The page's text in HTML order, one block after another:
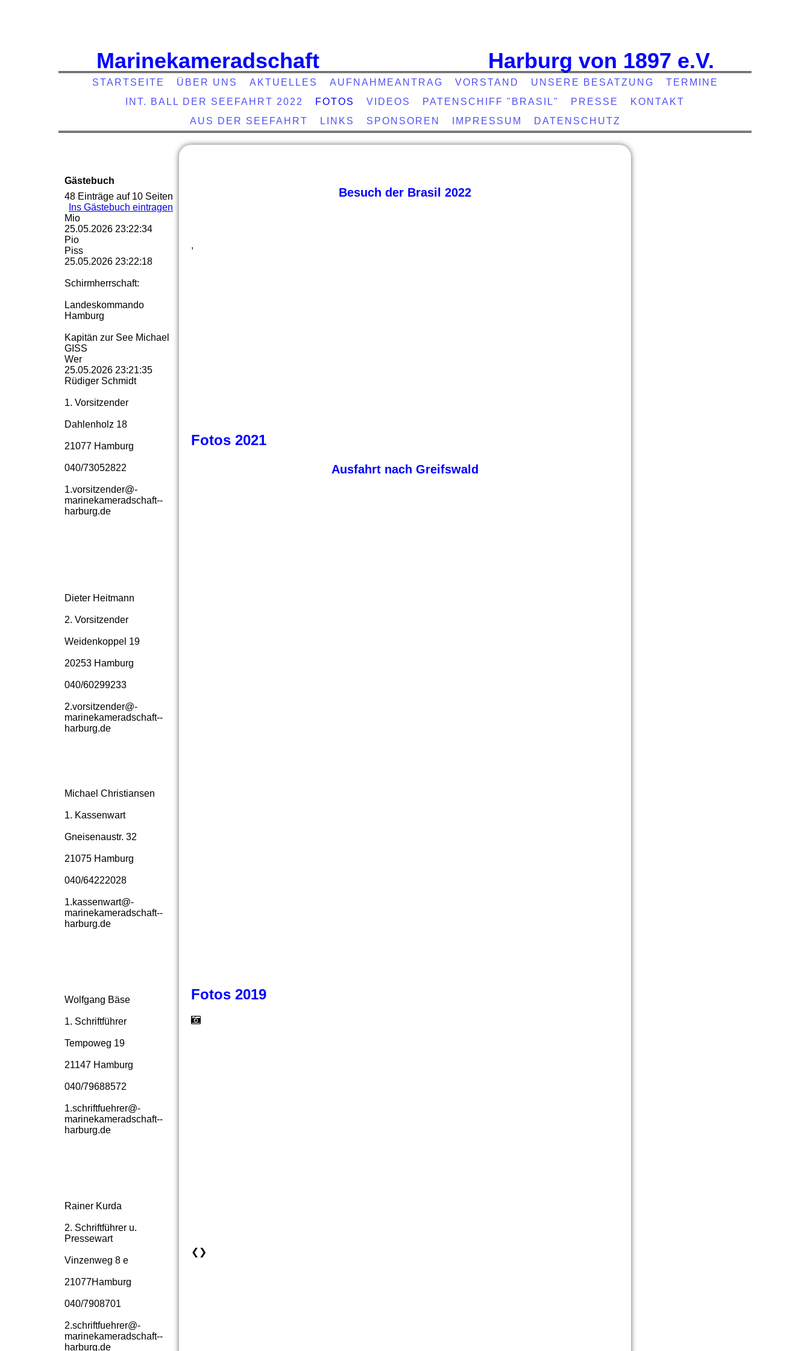
Marinekameradschaft Harburg von 1897 e.V.
STARTSEITE ÜBER UNS AKTUELLES AUFNAHMEANTRAG VORSTAND UNSERE BESATZUNG
TERMINE
INT. BALL DER SEEFAHRT 2022
FOTOS VIDEOS PATENSCHIFF "BRASIL" PRESSE
KONTAKT
AUS DER SEEFAHRT
LINKS SPONSOREN IMPRESSUM DATENSCHUTZ
Besuch der Brasil 2022
,
Fotos 2021
Ausfahrt nach Greifswald
Fotos 2019
❮ ❯
Gästebuch
48 Einträge auf 10 Seiten
Ins Gästebuch eintragen
Mio
25.05.2026 23:22:34
Pio
Piss
25.05.2026 23:22:18
Schirmherrschaft:
Landeskommando
Hamburg
Kapitän zur See Michael
GISS
Wer
25.05.2026 23:21:35
Rüdiger Schmidt
1. Vorsitzender
Dahlenholz 18
21077 Hamburg
040/73052822
1.­vorsitzender@­
marinekameradschaft-­
harburg.­de
Dieter Heitmann
2. Vorsitzender
Weidenkoppel 19
20253 Hamburg
040/60299233
2.­vorsitzender@­
marinekameradschaft-­
harburg.­de
Michael Christiansen
1. Kassenwart
Gneisenaustr. 32
21075 Hamburg
040/64222028
1.­kassenwart@­
marinekameradschaft-­
harburg.­de
Wolfgang Bäse
1. Schriftführer
Tempoweg 19
21147 Hamburg
040/79688572
1.­schriftfuehrer@­
marinekameradschaft-­
harburg.­de
Rainer Kurda
2. Schriftführer u.
Pressewart
Vinzenweg 8 e
21077Hamburg
040/7908701
2.­schriftfuehrer@­
marinekameradschaft-­
harburg.­de